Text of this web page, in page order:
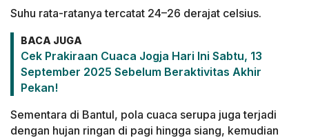
Suhu rata-ratanya tercatat 24–26 derajat celsius.
BACA JUGA
Cek Prakiraan Cuaca Jogja Hari Ini Sabtu, 13
September 2025 Sebelum Beraktivitas Akhir
Pekan!
Sementara di Bantul, pola cuaca serupa juga terjadi
dengan hujan ringan di pagi hingga siang, kemudian